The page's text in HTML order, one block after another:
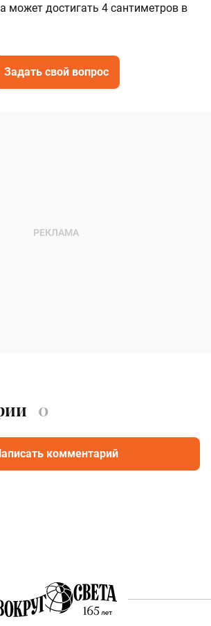
может достигать 4 сантиметров в
Задать свой вопрос
0
комментарий